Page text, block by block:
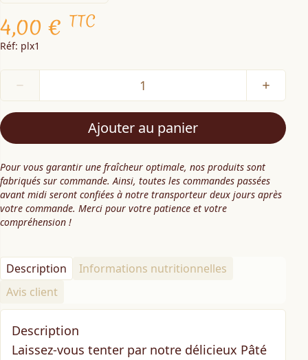
4,00 € TTC
Réf: plx1
Ajouter au panier
Pour vous garantir une fraîcheur optimale, nos produits sont
fabriqués sur commande. Ainsi, toutes les commandes passées
avant midi seront confiées à notre transporteur deux jours après
votre commande. Merci pour votre patience et votre
compréhension !
Description
Informations nutritionnelles
Avis client
Description
Laissez-vous tenter par notre délicieux Pâté